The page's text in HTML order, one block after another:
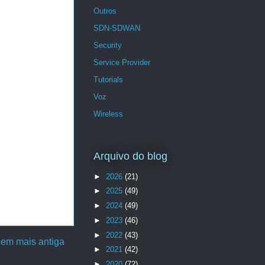
mais antiga
Outros
SDN-SDWAN
Security
Service Provider
Tutorials
Voz
Wireless
Arquivo do blog
► 2026 (21)
► 2025 (49)
► 2024 (49)
► 2023 (46)
► 2022 (43)
► 2021 (42)